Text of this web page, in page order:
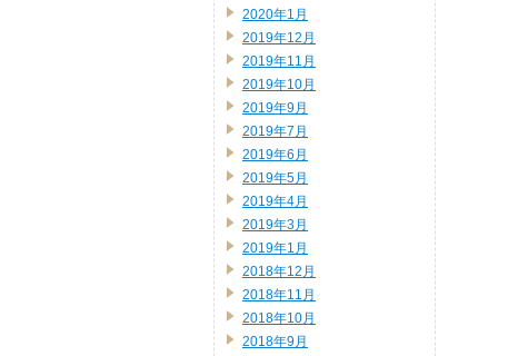
2020年1月
2019年12月
2019年11月
2019年10月
2019年9月
2019年7月
2019年6月
2019年5月
2019年4月
2019年3月
2019年1月
2018年12月
2018年11月
2018年10月
2018年9月